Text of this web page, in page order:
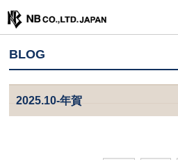
BLOG
2025.10-年賀